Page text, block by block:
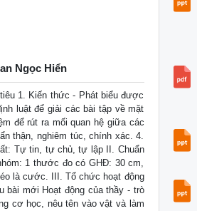
Ngọc Hiển
1. Kiến thức - Phát biểu được
luật để giải các bài tập về mặt
để rút ra mối quan hệ giữa các
thận, nghiêm túc, chính xác. 4.
Tự tin, tự chủ, tự lập II. Chuẩn
1 thước đo có GHĐ: 30 cm,
là cước. III. Tổ chức hoạt động
bài mới Hoạt động của thầy - trò
cơ học, nêu tên vào vật và làm